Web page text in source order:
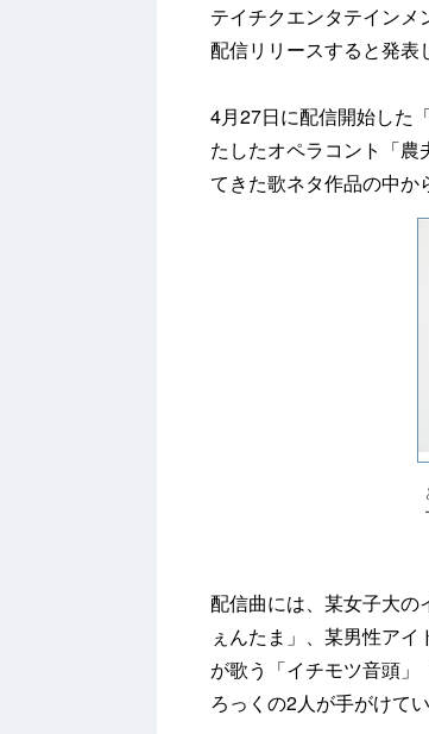
テイチクエンタテイン
配信リリースすると発表
4月27日に配信開始した
たしたオペラコント「
てきた歌ネタ作品の中か
配信曲には、某女子大の
ぇんたま」、某男性ア
が歌う「イチモツ音頭
ろっくの2人が手がけてい